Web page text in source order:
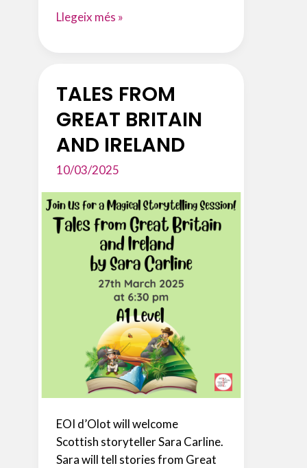
ANEM
Llegeix més »
TALES FROM
GREAT BRITAIN
AND IRELAND
10/03/2025
EOI d’Olot will welcome
Scottish storyteller Sara Carline.
Sara will tell stories from Great